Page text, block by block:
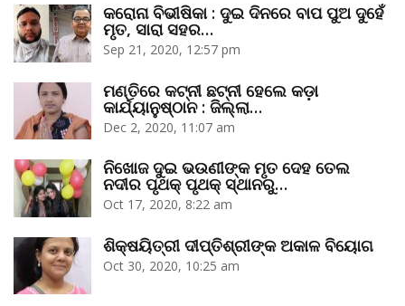
କରୋନା ବିଭୀଷିକା : ଦୁଇ ଦିନରେ ବାପ ପୁଅ ଦୁହେଁ
ମୃତ, ସାରା ସହର…
Sep 21, 2020, 12:57 pm
ମଣ୍ତିରେ କଟ୍‌ନୀ ଛଟ୍‌ନୀ ହେଲେ କଡ଼ା
କାର୍ଯ୍ୟାନୁଷ୍ଠାନ : ଜିଲ୍ଲା…
Dec 2, 2020, 11:07 am
ନିଖୋଜ ଦୁଇ ଭଉଣୀଙ୍କ ମୃତ ଦେହ ତେଲ
ନଦୀର ପୃଥକ୍‌ ପୃଥକ୍‌ ସ୍ଥାନରୁ…
Oct 17, 2020, 8:22 am
ଶିକ୍ଷୟିତ୍ରୀ ଦୀପ୍ତିଶ୍ରୀଙ୍କ ଅକାଳ ବିୟୋଗ
Oct 30, 2020, 10:25 am